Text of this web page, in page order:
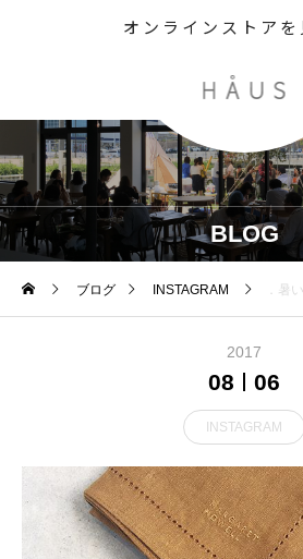
オンラインストア
BLOG
ブログ INSTAGRAM ．暑い日々の必需品のリネンのハンカチ。今回はインポー
2017
08 06
INSTAGRAM